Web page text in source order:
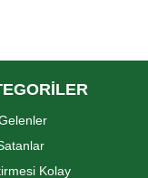
Kolay